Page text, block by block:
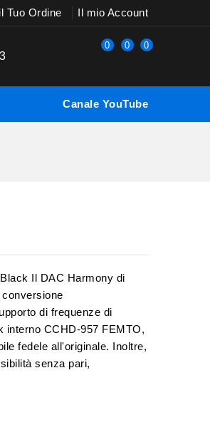
Tuo Ordine Il mio Account
0 0 0
Canale YouTube
Il DAC Harmony di
di frequenze di
interno CCHD-957 FEMTO,
fedele all'originale. Inoltre,
senza pari,